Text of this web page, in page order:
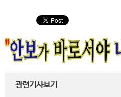
관련기사보기